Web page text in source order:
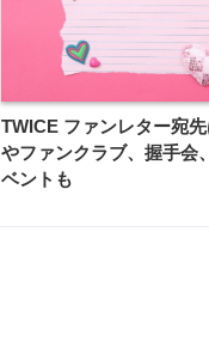
TWICE ファンレター宛
やファンクラブ、握手会
ベントも